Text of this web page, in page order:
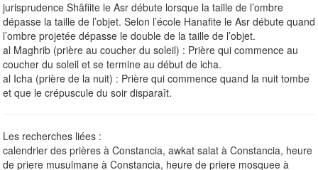
jurisprudence Shâfiite le Asr débute lorsque la taille de l’ombre
dépasse la taille de l’objet. Selon l’école Hanafite le Asr débute quand
l’ombre projetée dépasse le double de la taille de l’objet.
al Maghrib (prière au coucher du soleil) : Prière qui commence au
coucher du soleil et se termine au début de icha.
al Icha (prière de la nuit) : Prière qui commence quand la nuit tombe
et que le crépuscule du soir disparaît.
Les recherches liées :
calendrier des prières à Constancia, awkat salat à Constancia, heure
de priere musulmane à Constancia, heure de priere mosquee à